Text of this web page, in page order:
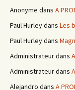
Anonyme dans A
Paul Hurleydans Les
Paul Hurleydans
Administrateurdans
Administrateurdans
Alejandro dans A